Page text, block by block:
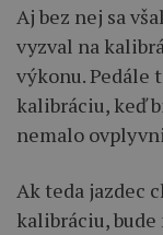
Aj bez nej sa
vyzval na
výkonu. Pedále
kalibráciu, keď
nemalo
Ak teda jazdec
kalibráciu,